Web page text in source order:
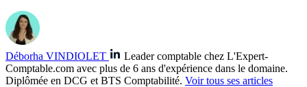
Déborha VINDIOLET
Leader comptable chez L'Expert-
Comptable.com avec plus de 6 ans d'expérience dans le domaine.
Diplômée en DCG et BTS Comptabilité. Voir tous ses articles